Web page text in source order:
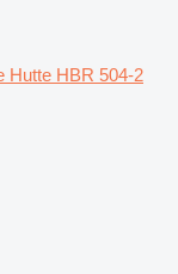
Hutte HBR 504-2